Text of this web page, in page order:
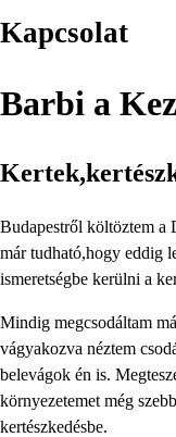
Kapcsolat
Barbi a
Budapestről költöztem a
már tudható,hogy eddig
ismeretségbe kerülni a
Mindig megcsodáltam
vágyakozva néztem
belevágok én is.
környezetemet még
kertészkedésbe.